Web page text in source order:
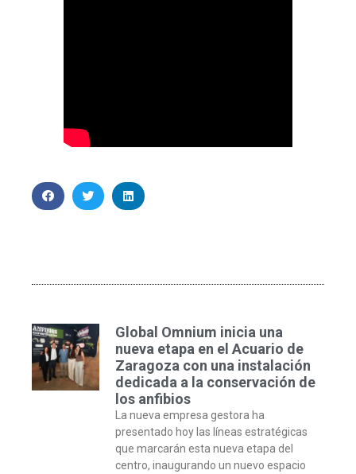
Global Omnium inicia una
nueva etapa en el Acuario de
Zaragoza con una instalación
dedicada a la conservación de
los anfibios
La nueva empresa gestora ha
presentado hoy las líneas estratégicas
que marcarán esta nueva etapa del
centro, inaugurando un nuevo espacio